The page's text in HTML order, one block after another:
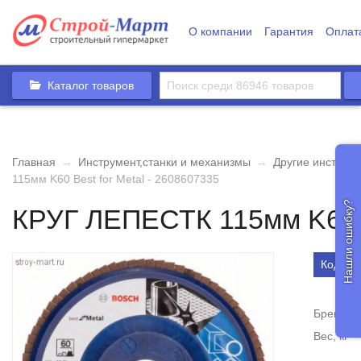
О компании Гарантия
Каталог товаров
Главная → Инструмент,станки и механизмы →
Другие
115мм K60 Best for Metal - 2608607335
КРУГ ЛЕПЕСТК 115мм K60
Код
Бренд
Вес, кг
Нашли ошибку?